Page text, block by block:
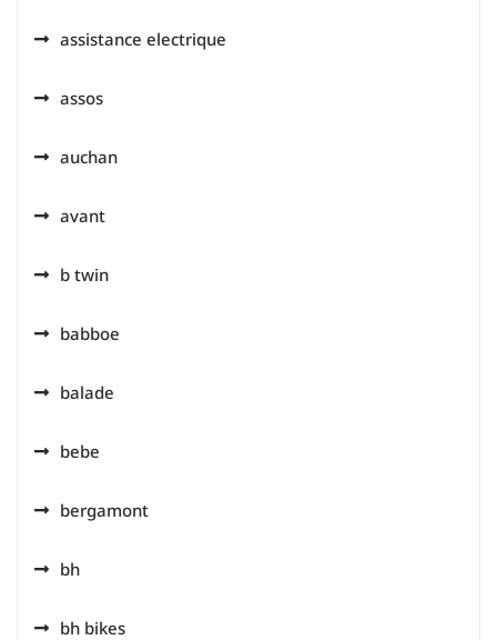
assistance electrique
assos
auchan
avant
b twin
babboe
balade
bebe
bergamont
bh
bh bikes